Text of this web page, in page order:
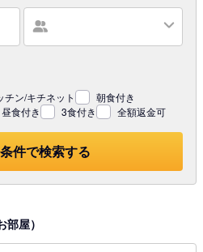
件で検索する
チン/キチネット
朝食付き
昼食付き 3食付き 全額返金可
部屋）